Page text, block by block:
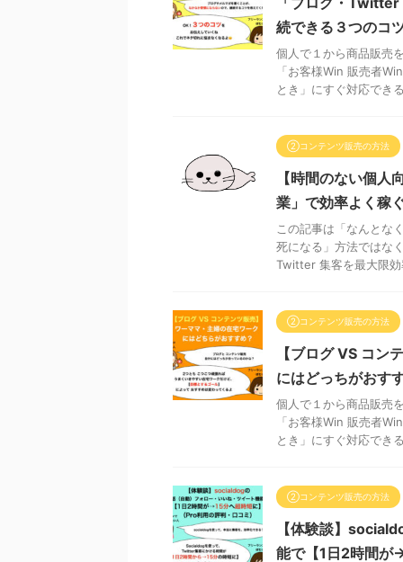
続できる３つのコ
個人で１から商品販売
「お客様Win 販売者
とき」にすぐ対応でき
②コンテンツ販売の方法
【時間のない個
業」で効率よく稼
この記事は「なんとな
死になる」方法ではな
Twitter 集客を最大限
②コンテンツ販売の方法
【ブログ VS コン
にはどっちがおす
個人で１から商品販売
「お客様Win 販売者
とき」にすぐ対応でき
②コンテンツ販売の方法
【体験談】
能で【1日2時間が